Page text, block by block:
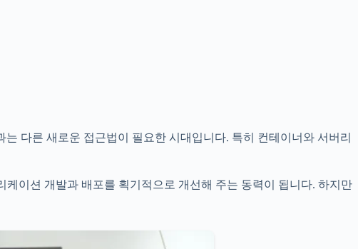
다른 새로운 접근법이 필요한 시대입니다. 특히 컨테이너와 서버리
이션 개발과 배포를 획기적으로 개선해 주는 동력이 됩니다. 하지만